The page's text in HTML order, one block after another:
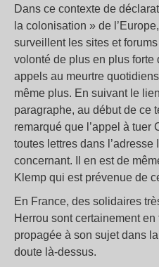
Dans ce contexte de
la colonisation » de
surveillent les sites et
volonté de plus en plus forte
appels au meurtre
même plus. En suivant le
paragraphe, au début de ce
remarqué que l’appel à tuer
toutes lettres dans l’adresse
concernant. Il en est de
Klemp qui est prévenue de
En France, des solidaires
Herrou sont certainement
propagée à son sujet dans
doute là-dessus.